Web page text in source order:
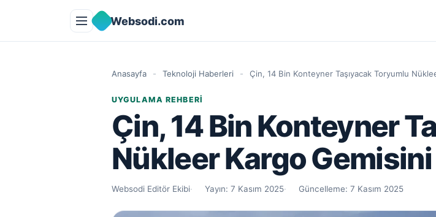
Websodi.com
Anasayfa - Teknoloji Haberleri - Çin, 14 Bin Konteyner Taşıyacak Toryumlu
UYGULAMA REHBERI
Çin, 14 Bin Konteyner
Nükleer Kargo Gemisini
Websodi Editör Ekibi Yayın: 7 Kasım 2025 Güncelleme: 7 Kasım 2025